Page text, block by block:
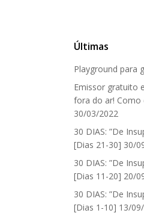
Últimas
Playground para
Emissor gratuito
fora do ar! Como
30/03/2022
30 DIAS: ”De
[Dias 21-30] 30/
30 DIAS: ”De
[Dias 11-20] 20/
30 DIAS: ”De
[Dias 1-10] 13/